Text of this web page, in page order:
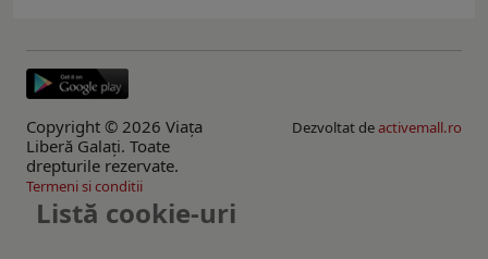
Copyright © 2026 Viaţa
Liberă Galaţi. Toate
drepturile rezervate.
Dezvoltat deactivemall.ro
Termeni si conditii
Listă cookie-uri